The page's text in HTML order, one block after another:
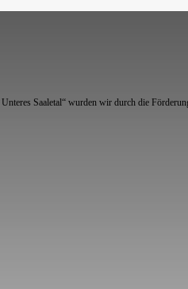
Saaletal“ wurden wir durch die